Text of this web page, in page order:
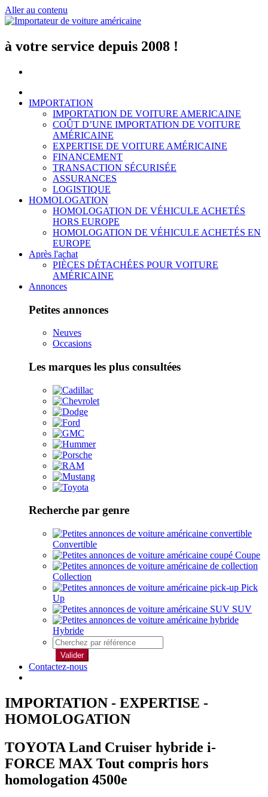
Aller au contenu
à votre service depuis 2008 !
IMPORTATION
IMPORTATION DE VOITURE AMERICAINE
COÛT D’UNE IMPORTATION DE VOITURE
AMÉRICAINE
EXPERTISE DE VOITURE AMÉRICAINE
FINANCEMENT
TRANSACTION SÉCURISÉE
ASSURANCES
LOGISTIQUE
HOMOLOGATION
HOMOLOGATION DE VÉHICULE ACHETÉS
HORS EUROPE
HOMOLOGATION DE VÉHICULE ACHETÉS EN
EUROPE
Après l'achat
PIÈCES DÉTACHÉES POUR VOITURE
AMÉRICAINE
Annonces
Petites annonces
Neuves
Occasions
Les marques les plus consultées
Recherche par genre
Convertible
Coupe
Collection
Pick
Up
SUV
Hybride
Valider
Contactez-nous
IMPORTATION - EXPERTISE -
HOMOLOGATION
TOYOTA Land Cruiser hybride i-
FORCE MAX Tout compris hors
homologation 4500e